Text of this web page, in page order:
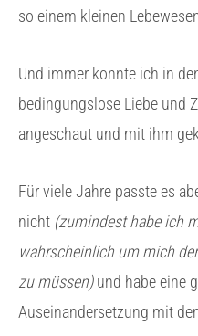
so einem kleinen
Und immer konnte ich in
bedingungslose Liebe und
angeschaut und mit ihm
Für viele Jahre passte es
nicht (zumindest habe ich
wahrscheinlich um mich
zu müssen)und habe eine
Auseinandersetzung mit